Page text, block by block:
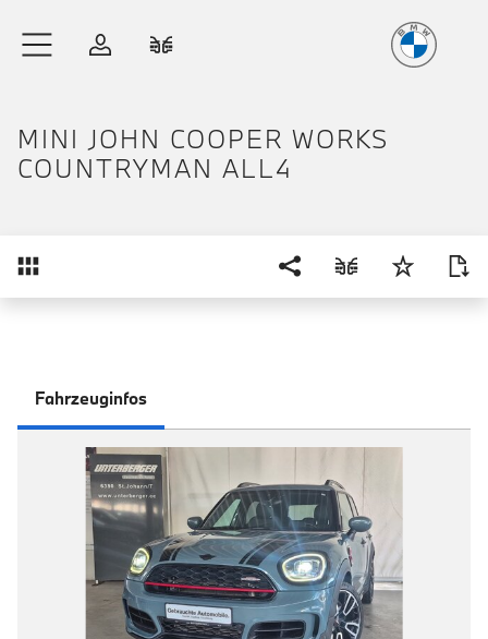
Anmelden
MINI JOHN COOPER WORKS
COUNTRYMAN ALL4
Fahrzeuginfos